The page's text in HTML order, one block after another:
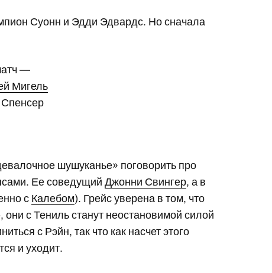
Суонн и Эдди Эдвардс. Но сначала
—
Мигель
шушуканье» поговорить про
Ее соведущийДжонни Свингер, а в
с Калебом). Грейс уверена в том, что
с Тениль станут неостановимой силой
с Рэйн, так что как насчет этого
и уходит.